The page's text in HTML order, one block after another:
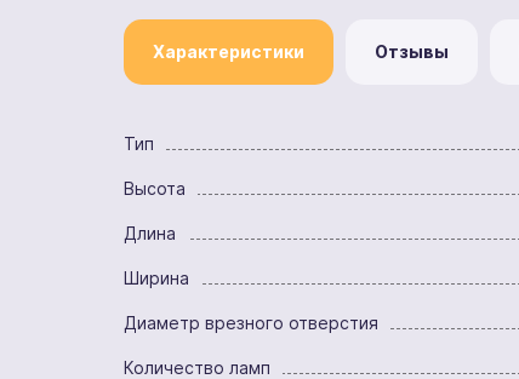
Характеристики Отзывы
Тип
Высота
Длина
Ширина
Диаметр врезного отверстия
Количество ламп